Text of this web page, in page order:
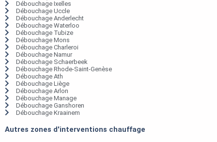
Débouchage Ixelles
Débouchage Uccle
Débouchage Anderlecht
Débouchage Waterloo
Débouchage Tubize
Débouchage Mons
Débouchage Charleroi
Débouchage Namur
Débouchage Schaerbeek
Débouchage Rhode-Saint-Genèse
Débouchage Ath
Débouchage Liège
Débouchage Arlon
Débouchage Manage
Débouchage Ganshoren
Débouchage Kraainem
Autres zones d'interventions chauffage